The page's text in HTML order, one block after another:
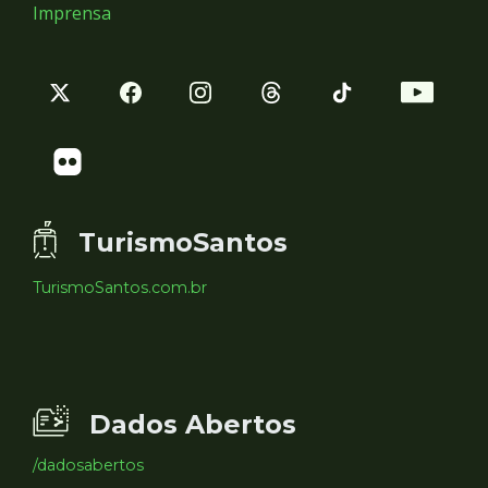
Imprensa
TurismoSantos
TurismoSantos.com.br
Dados Abertos
/dadosabertos